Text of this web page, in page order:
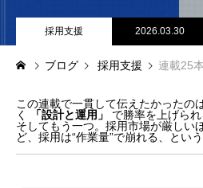
BLOG採用支援 2026.03.30
ブログ 採用支援 連載25本の振り返り
この連載で一貫して伝えたかったの
く
「設計と運用」
で勝率を上げられ
そしてもう一つ。採用市場が厳しい
ど、採用は“作業量”で崩れる、という